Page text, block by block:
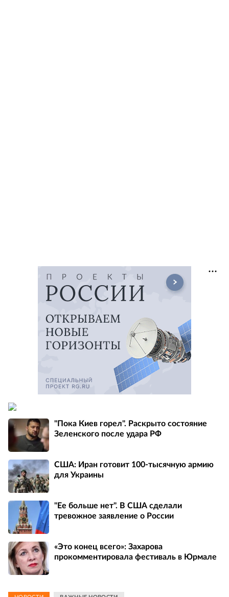
"Пока Киев горел". Раскрыто состояние
Зеленского после удара РФ
США: Иран готовит 100-тысячную армию
для Украины
"Ее больше нет". В США сделали
тревожное заявление о России
«Это конец всего»: Захарова
прокомментировала фестиваль в Юрмале